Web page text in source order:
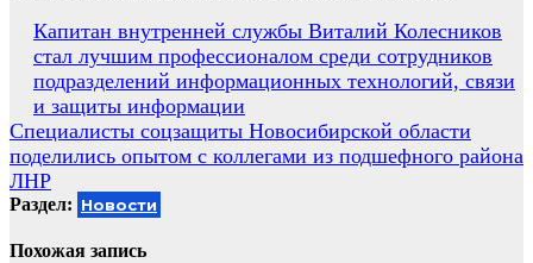
Навигация
по
записям
Капитан внутренней службы Виталий Колесников
стал лучшим профессионалом среди сотрудников
подразделений информационных технологий, связи
и защиты информации
Специалисты соцзащиты Новосибирской области
поделились опытом с коллегами из подшефного района
ЛНР
Раздел: Новости
Похожая запись